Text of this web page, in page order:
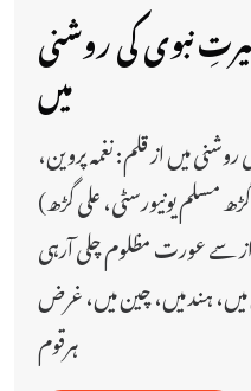
نبوی کی روشنی
میں
میں از قلم: نغمہ پروین‏،
مسلم یونیورسٹی، علی گڑھ)
سے عورت مظلوم چلی آرہی
ہند میں، چین میں، غرض
ہرقوم